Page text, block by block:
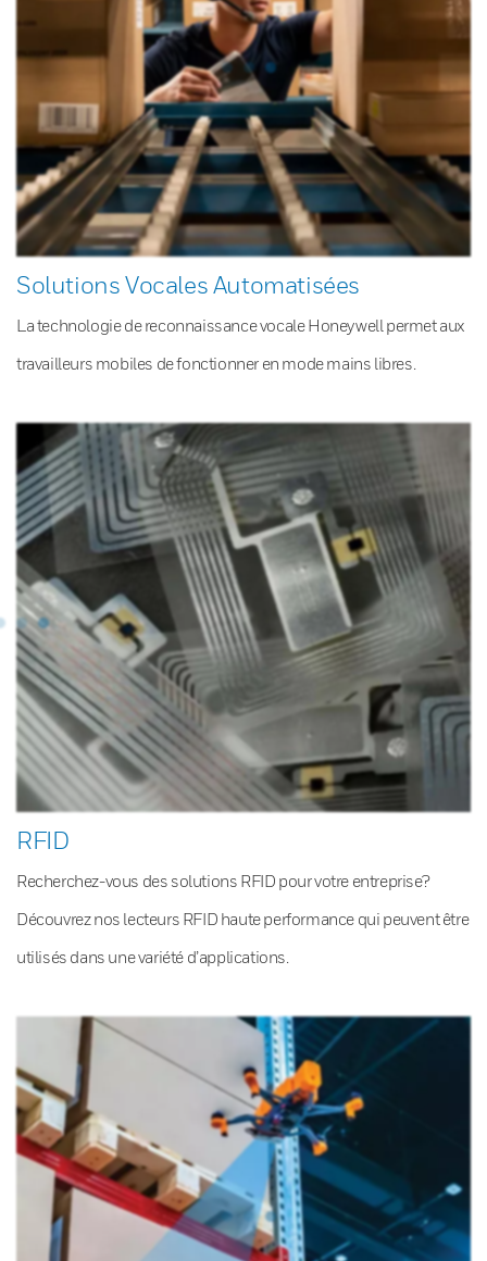
Solutions Vocales Automatisées
La technologie de reconnaissance vocale Honeywell permet aux
travailleurs mobiles de fonctionner en mode mains libres.
RFID
Recherchez-vous des solutions RFID pour votre entreprise?
Découvrez nos lecteurs RFID haute performance qui peuvent être
utilisés dans une variété d’applications.